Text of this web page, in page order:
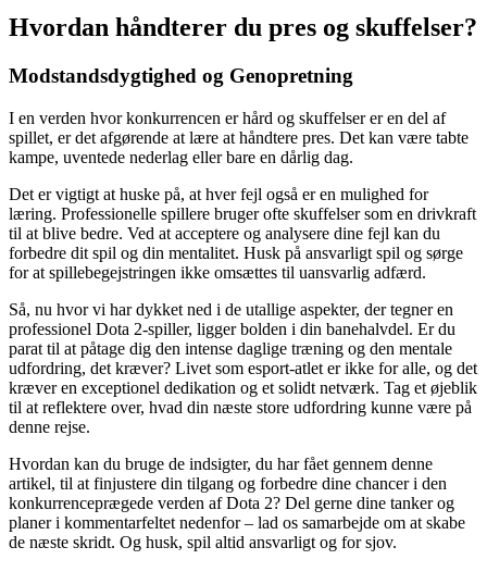
Hvordan håndterer du pres og skuffelser?
Modstandsdygtighed og Genopretning
I en verden hvor konkurrencen er hård og skuffelser er en del af
spillet, er det afgørende at lære at håndtere pres. Det kan være tabte
kampe, uventede nederlag eller bare en dårlig dag.
Det er vigtigt at huske på, at hver fejl også er en mulighed for
læring. Professionelle spillere bruger ofte skuffelser som en drivkraft
til at blive bedre. Ved at acceptere og analysere dine fejl kan du
forbedre dit spil og din mentalitet. Husk på ansvarligt spil og sørge
for at spillebegejstringen ikke omsættes til uansvarlig adfærd.
Så, nu hvor vi har dykket ned i de utallige aspekter, der tegner en
professionel Dota 2-spiller, ligger bolden i din banehalvdel. Er du
parat til at påtage dig den intense daglige træning og den mentale
udfordring, det kræver? Livet som esport-atlet er ikke for alle, og det
kræver en exceptionel dedikation og et solidt netværk. Tag et øjeblik
til at reflektere over, hvad din næste store udfordring kunne være på
denne rejse.
Hvordan kan du bruge de indsigter, du har fået gennem denne
artikel, til at finjustere din tilgang og forbedre dine chancer i den
konkurrenceprægede verden af Dota 2? Del gerne dine tanker og
planer i kommentarfeltet nedenfor – lad os samarbejde om at skabe
de næste skridt. Og husk, spil altid ansvarligt og for sjov.